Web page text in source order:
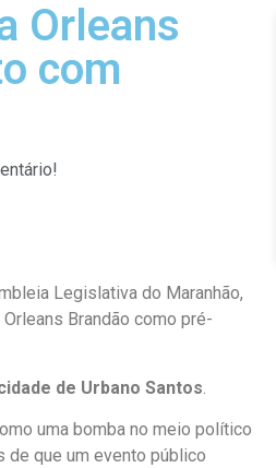
Orleans
com
Legislativa do Maranhão,
Brandão como pré-
de Urbano Santos
uma bomba no meio político
de que um evento público